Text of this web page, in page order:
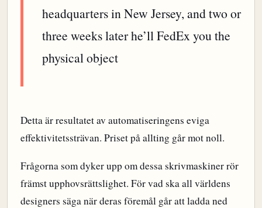
headquarters in New Jersey, and two or
three weeks later he’ll FedEx you the
physical object
Detta är resultatet av automatiseringens eviga
effektivitetssträvan. Priset på allting går mot noll.
Frågorna som dyker upp om dessa skrivmaskiner rör
främst upphovsrättslighet. För vad ska all världens
designers säga när deras föremål går att ladda ned